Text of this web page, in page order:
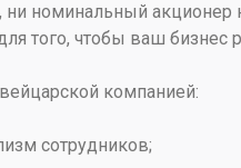
номинальный акционер
того, чтобы ваш бизнес
компанией:
сотрудников;